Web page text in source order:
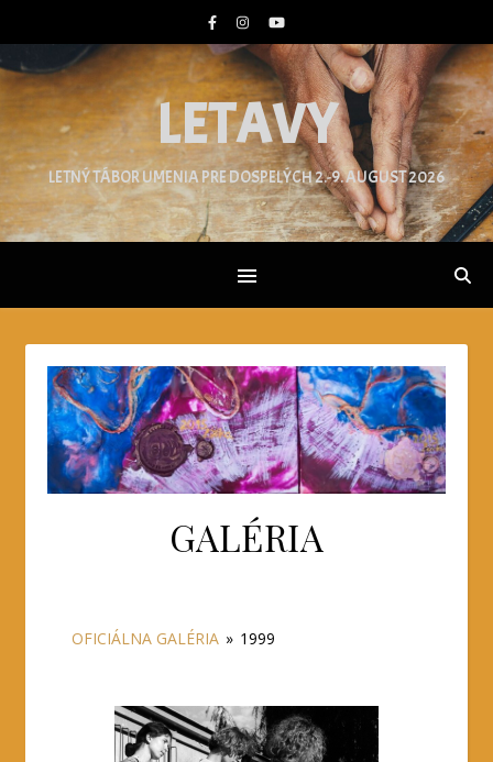
LETAVY
LETNÝ TÁBOR UMENIA PRE DOSPELÝCH 2.-9. AUGUST 2026
GALÉRIA
OFICIÁLNA GALÉRIA » 1999